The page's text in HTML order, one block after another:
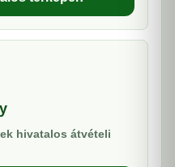
hivatalos átvételi